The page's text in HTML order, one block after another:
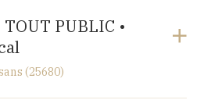
Sainte-Croix,
25110 BAUME-LES-
PUBLIC •
(25680)